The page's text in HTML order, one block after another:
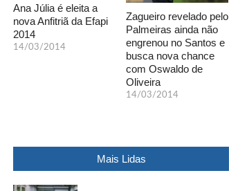
Ana Júlia é eleita a
nova Anfitriã da Efapi
2014
14/03/2014
Zagueiro revelado pelo
Palmeiras ainda não
engrenou no Santos e
busca nova chance
com Oswaldo de
Oliveira
14/03/2014
Mais Lidas